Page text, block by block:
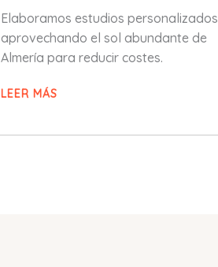
Elaboramos estudios personalizados,
aprovechando el sol abundante de
Almería para reducir costes.
LEER MÁS